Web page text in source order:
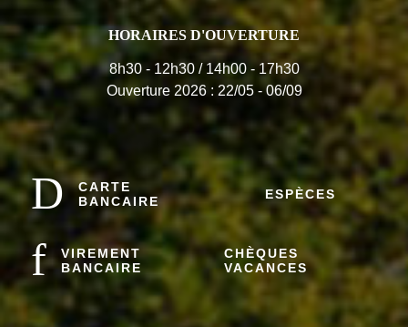
HORAIRES D'OUVERTURE
8h30 - 12h30 / 14h00 - 17h30
Ouverture 2026 : 22/05 - 06/09
CARTE
BANCAIRE
ESPÈCES
VIREMENT
BANCAIRE
CHÈQUES
VACANCES